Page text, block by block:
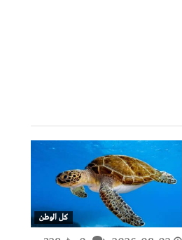
كل الوطن